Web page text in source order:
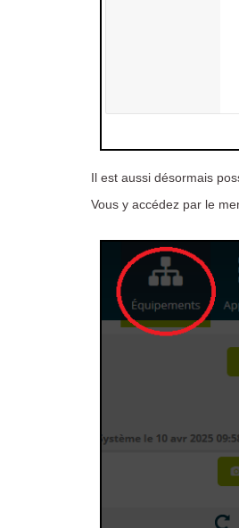
Il est aussi désormais
Vous y accédez par le